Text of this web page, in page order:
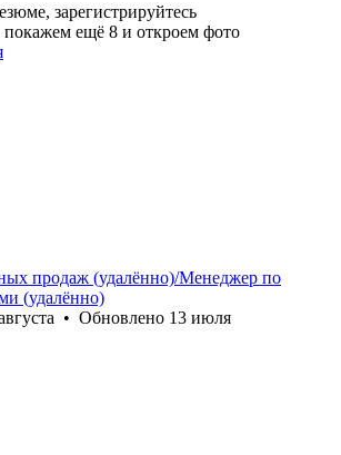
зарегистрируйтесь
покажем ещё 8 и откроем фото
продаж (удалённо)/Менеджер по
(удалённо)
• Обновлено 13 июля